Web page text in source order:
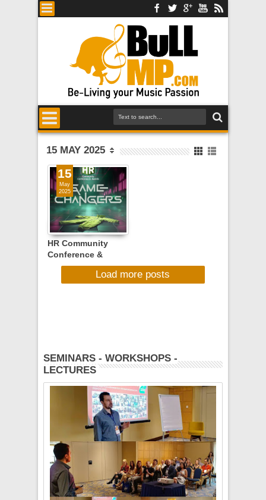
15 MAY 2025
HR Community
Conference &
Awards 2025 -
Πέμπτη 22 Μαΐου -
15
May
2025
Load more posts
SEMINARS - WORKSHOPS -
LECTURES